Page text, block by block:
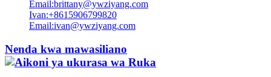
Email:brittany@ywziyang.com
Ivan:+8615906799820
Email:ivan@ywziyang.com
Nenda kwa mawasiliano